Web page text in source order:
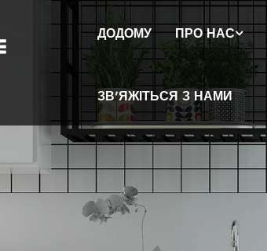
ДОДОМУ ПРО НАС
ЗВ'ЯЖІТЬСЯ З НАМИ